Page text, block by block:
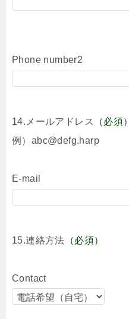
Phone number2
14.メールアドレス
（必須）
例）abc@defg.harp
E-mail
15.連絡方法 （必須）
Contact